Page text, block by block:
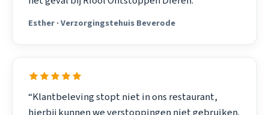
Esther · Verzorgingstehuis Beverode
“Klantbeleving stopt niet in ons restaurant,